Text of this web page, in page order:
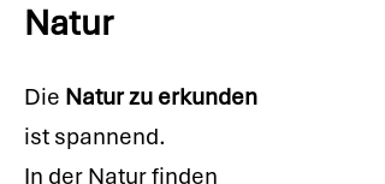
Natur
Die Natur zu erkunden
ist spannend.
In der Natur finden